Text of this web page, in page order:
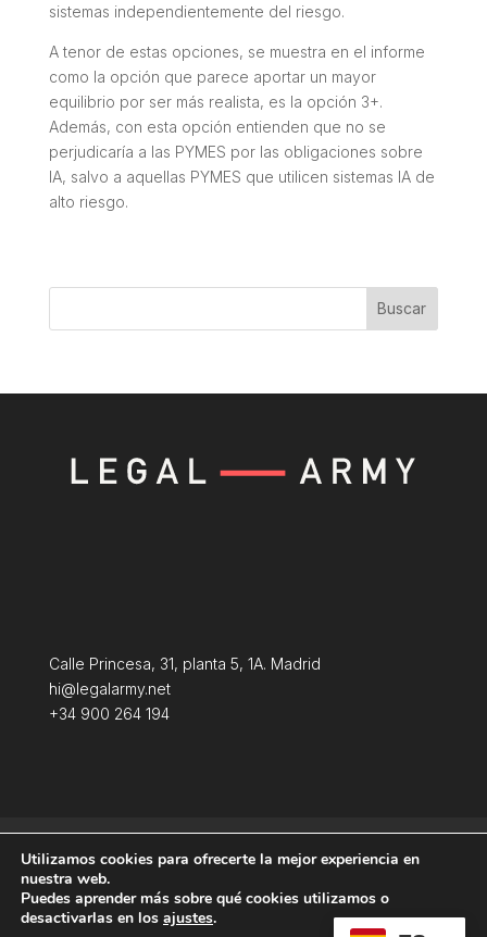
sistemas independientemente del riesgo.
A tenor de estas opciones, se muestra en el informe
como la opción que parece aportar un mayor
equilibrio por ser más realista, es la opción 3+.
Además, con esta opción entienden que no se
perjudicaría a las PYMES por las obligaciones sobre
IA, salvo a aquellas PYMES que utilicen sistemas IA de
alto riesgo.
Buscar
Calle Princesa, 31, planta 5, 1A. Madrid
hi@legalarmy.net
+34 900 264 194
Política de Cookies
Utilizamos cookies para ofrecerte la mejor experiencia en
nuestra web.
Puedes aprender más sobre qué cookies utilizamos o
desactivarlas en los ajustes.